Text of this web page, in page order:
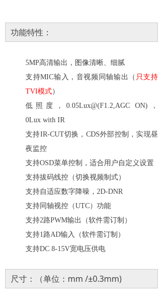
功能特性：
5MP高清输出，图像清晰、细腻
支持MIC输入，音视频同轴输出（ 只支持
TVI模式）
低照度，0.05Lux@(F1.2,AGC ON)，
0Lux with IR
支持IR-CUT切换，CDS外部控制，实现昼
夜监控
支持OSD菜单控制，适合用户自定义设置
支持拔码线控（切换视频制式）
支持自适应数字降噪， 2D-DNR
支持同轴视控（UTC）功能
支持2路PWM输出（软件需订制）
支持1路AD输入（软件需订制）
支持DC 8-15V宽电压供电
尺寸：（单位：mm /±0.3mm)